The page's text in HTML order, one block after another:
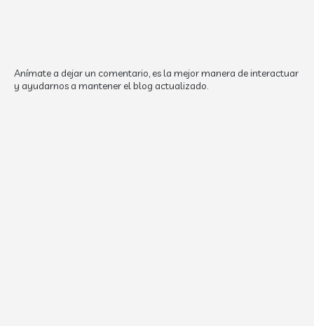
Anímate a dejar un comentario, es la mejor manera de interactuar
y ayudarnos a mantener el blog actualizado.